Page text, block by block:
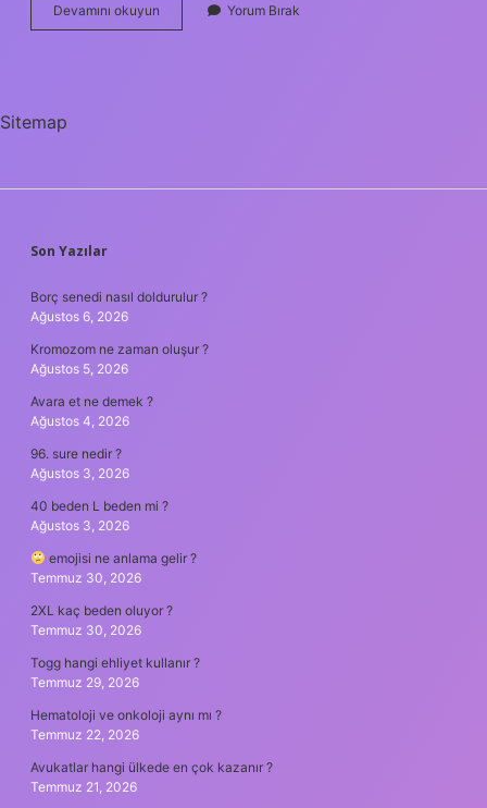
Devamını okuyun
Kerim
Yorum Bırak
Sitemap
SIDEBAR
Son Yazılar
Borç senedi nasıl doldurulur ?
Ağustos 6, 2026
Kromozom ne zaman oluşur ?
Ağustos 5, 2026
Avara et ne demek ?
Ağustos 4, 2026
96. sure nedir ?
Ağustos 3, 2026
40 beden L beden mi ?
Ağustos 3, 2026
emojisi ne anlama gelir ?
Temmuz 30, 2026
2XL kaç beden oluyor ?
Temmuz 30, 2026
Togg hangi ehliyet kullanır ?
Temmuz 29, 2026
Hematoloji ve onkoloji aynı mı ?
Temmuz 22, 2026
Avukatlar hangi ülkede en çok kazanır ?
Temmuz 21, 2026